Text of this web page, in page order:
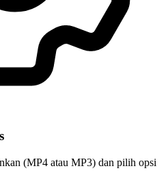
(MP4 atau MP3) dan pilih opsi